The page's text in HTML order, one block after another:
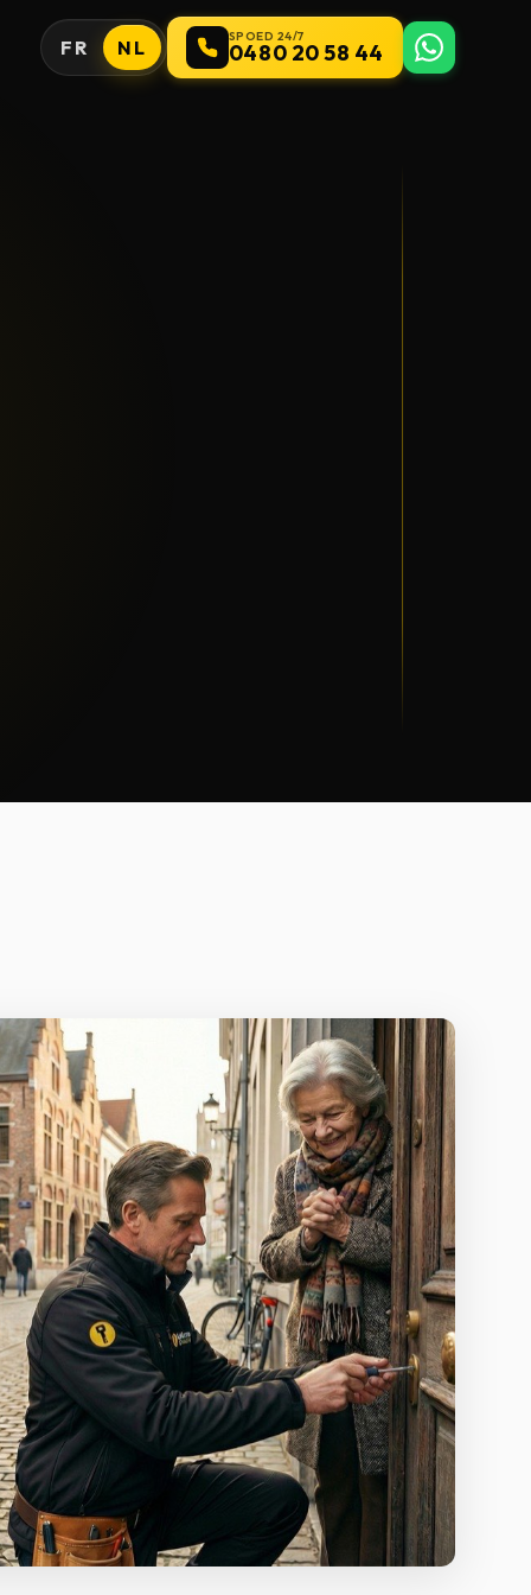
FR NL SPOED 24/7
0480 20 58 44